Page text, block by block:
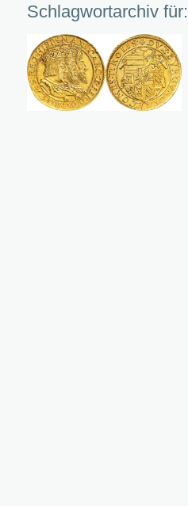
Schlagwortarchiv für: